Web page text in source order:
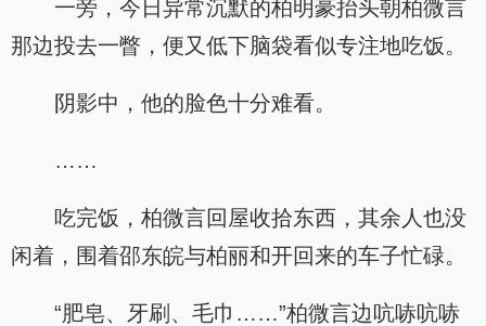
一旁，今日异常沉默的柏明豪抬头朝柏微言
那边投去一瞥，便又低下脑袋看似专注地吃饭。
阴影中，他的脸色十分难看。
……
吃完饭，柏微言回屋收拾东西，其余人也没
闲着，围着邵东皖与柏丽和开回来的车子忙碌。
“肥皂、牙刷、毛巾……”柏微言边吭哧吭哧